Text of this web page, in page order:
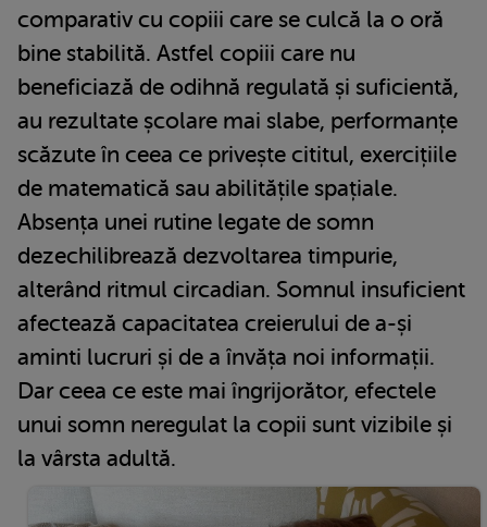
comparativ cu copiii care se culcă la o oră
bine stabilită. Astfel copiii care nu
beneficiază de odihnă regulată și suficientă,
au rezultate școlare mai slabe, performanțe
scăzute în ceea ce privește cititul, exercițiile
de matematică sau abilitățile spațiale.
Absența unei rutine legate de somn
dezechilibrează dezvoltarea timpurie,
alterând ritmul circadian. Somnul insuficient
afectează capacitatea creierului de a-și
aminti lucruri și de a învăța noi informații.
Dar ceea ce este mai îngrijorător, efectele
unui somn neregulat la copii sunt vizibile și
la vârsta adultă.